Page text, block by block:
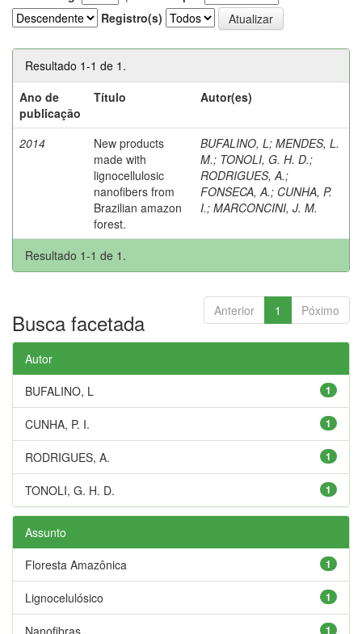
Registro(s)
Resultado 1-1 de 1.
Ano de
publicação
Título Autor(es)
2014
New products
made with
lignocellulosic
nanofibers from
Brazilian amazon
forest.
BUFALINO, L; MENDES, L.
M.; TONOLI, G. H. D.;
RODRIGUES, A.;
FONSECA, A.; CUNHA, P.
I.; MARCONCINI, J. M.
Resultado 1-1 de 1.
Anterior 1 Póximo
Busca facetada
Autor
1
BUFALINO, L
1
CUNHA, P. I.
1
RODRIGUES, A.
1
TONOLI, G. H. D.
Assunto
1
Floresta Amazônica
1
Lignocelulósico
1
Nanofibras